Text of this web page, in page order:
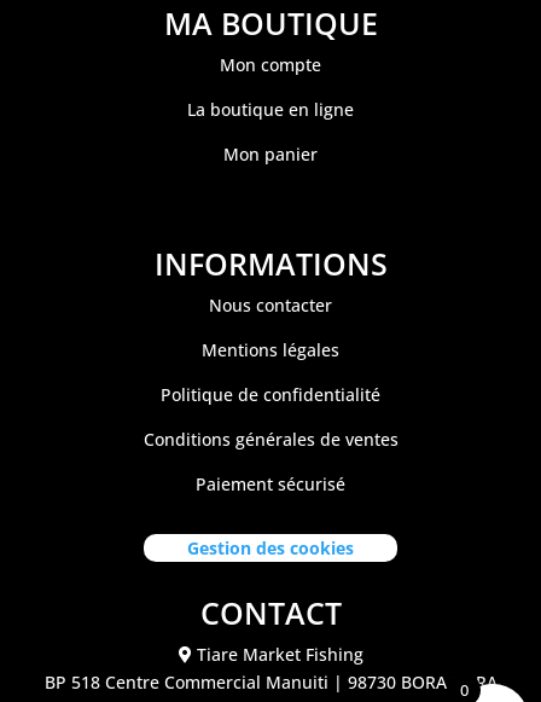
MA BOUTIQUE
Mon compte
La boutique en ligne
Mon panier
INFORMATIONS
Nous contacter
Mentions légales
Politique de confidentialité
Conditions générales de ventes
Paiement sécurisé
Gestion des cookies
CONTACT
Tiare Market Fishing
BP 518 Centre Commercial Manuiti | 98730 BORA BORA
0